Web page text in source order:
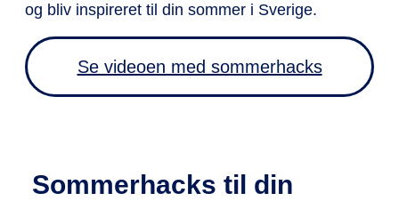
og bliv inspireret til din sommer i Sverige.
Se videoen med sommerhacks
Sommerhacks til din